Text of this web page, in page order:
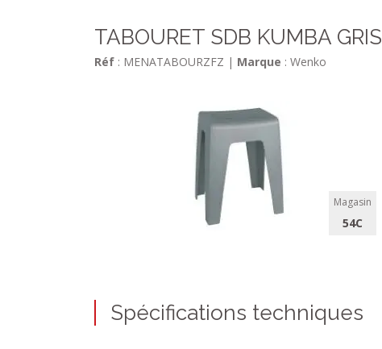
TABOURET SDB KUMBA GRIS
Réf : MENATABOURZFZ | Marque : Wenko
Magasin
54C
Spécifications techniques